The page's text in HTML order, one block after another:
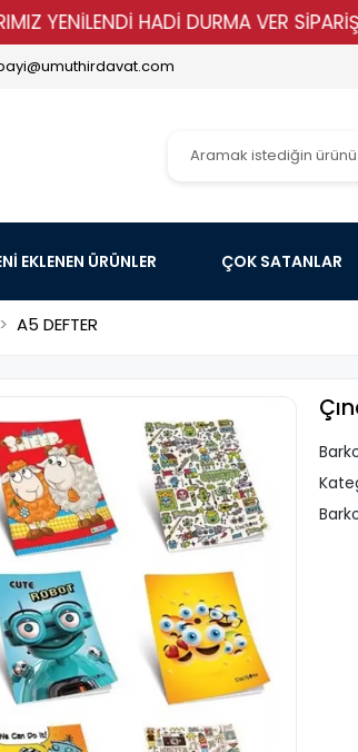
HADİ DURMA VER SİPARİŞİNİ !!!
EKLENEN ÜRÜNLER ÇOK SATANLAR
A5 DEFTER